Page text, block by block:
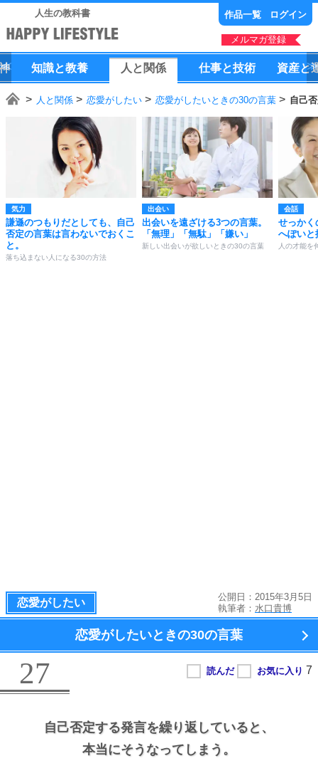
人生の教科書 作品一覧 ログイン
メルマガ登録
知識と教養 人 と 関係 仕事と技術 資産と
人と関係 恋愛がしたい 恋愛がしたいときの30の言葉 自己
気力
謙遜のつもりだとしても、自己
否定の言葉は言わないでおくこ
と。
落ち込まない人になる30の方法
出会い
出会いを遠ざける3つの言葉。
「無理」「無駄」「嫌い」
新しい出会いが欲しいときの30の言葉
会話
せっかく
へぽいと
人の才能を
恋愛がしたい
公開日：2015年3月5日
執筆者： 水口貴博
恋愛がしたいときの30の言葉
27
自己否定する発言を繰り返していると、
本当にそうなってしまう。